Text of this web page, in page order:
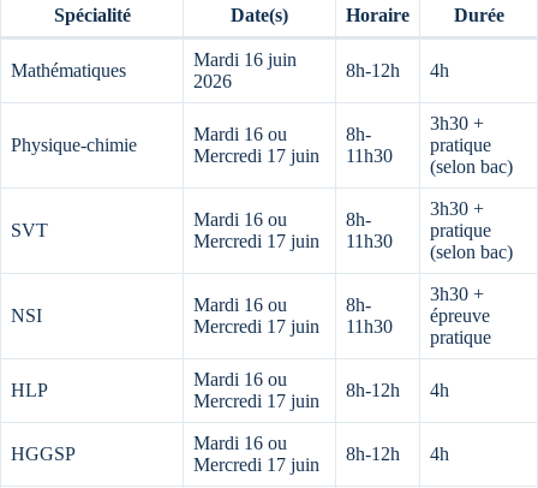
Spécialité Date(s) Horaire Durée
Mathématiques
Mardi 16 juin
2026
8h-12h 4h
Physique-chimie
Mardi 16 ou
Mercredi 17 juin
8h-
11h30
3h30 +
pratique
(selon bac)
SVT
Mardi 16 ou
Mercredi 17 juin
8h-
11h30
3h30 +
pratique
(selon bac)
NSI
Mardi 16 ou
Mercredi 17 juin
8h-
11h30
3h30 +
épreuve
pratique
HLP
Mardi 16 ou
Mercredi 17 juin
8h-12h 4h
HGGSP
Mardi 16 ou
Mercredi 17 juin
8h-12h 4h